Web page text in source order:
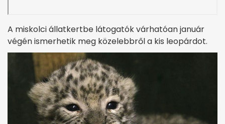
A miskolci állatkertbe látogatók várhatóan január
végén ismerhetik meg közelebbről a kis leopárdot.